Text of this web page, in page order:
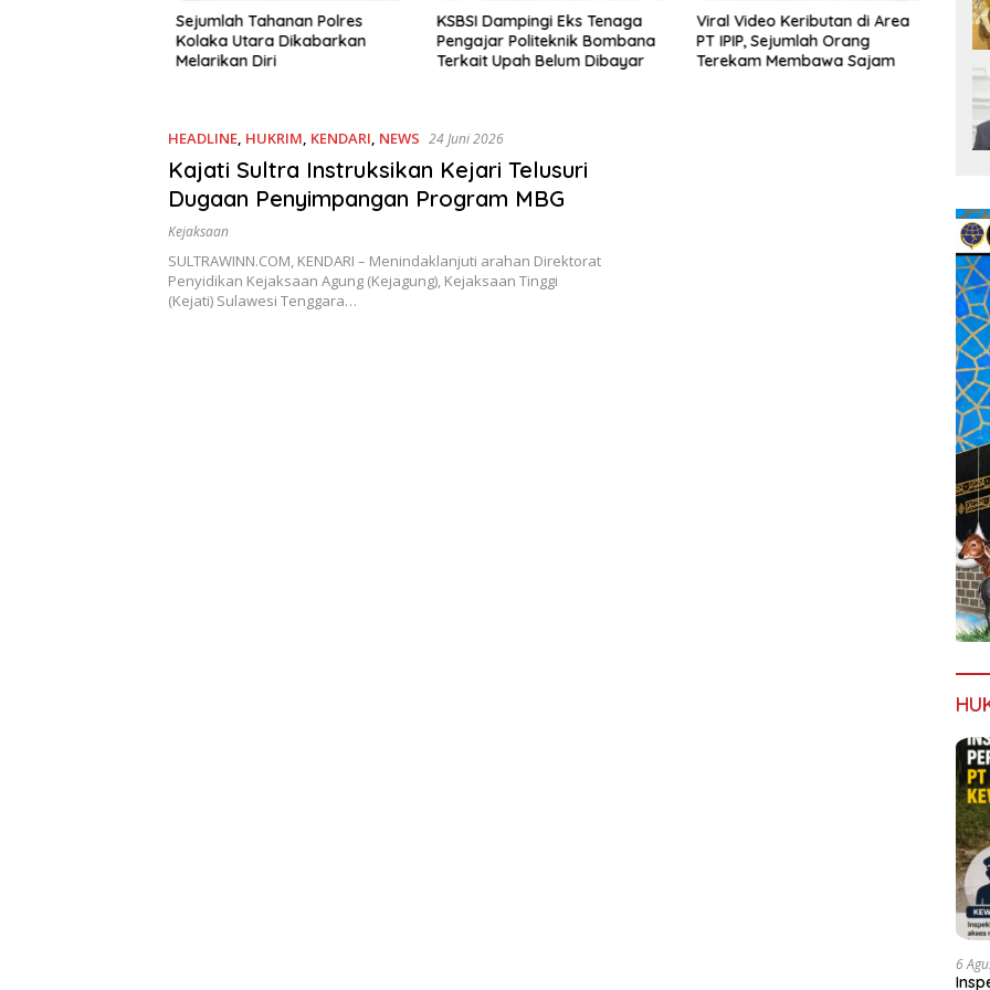
Sejumlah Tahanan Polres
Kolaka Utara Dikabarkan
Melarikan Diri
KSBSI Dampingi Eks Tenaga
Pengajar Politeknik Bombana
Terkait Upah Belum Dibayar
Viral Video Keributan di Area
PT IPIP, Sejumlah Orang
Terekam Membawa Sajam
HEADLINE, HUKRIM, KENDARI, NEWS 24 Juni 2026
Kajati Sultra Instruksikan Kejari Telusuri
Dugaan Penyimpangan Program MBG
Kejaksaan
SULTRAWINN.COM, KENDARI – Menindaklanjuti arahan Direktorat
Penyidikan Kejaksaan Agung (Kejagung), Kejaksaan Tinggi
(Kejati) Sulawesi Tenggara…
6